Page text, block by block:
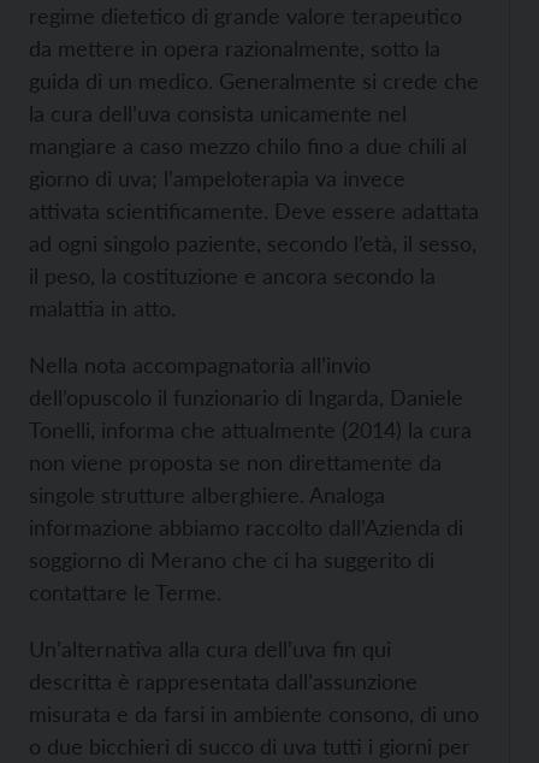
regime dietetico di grande valore terapeutico
da mettere in opera razionalmente, sotto la
guida di un medico. Generalmente si crede che
la cura dell’uva consista unicamente nel
mangiare a caso mezzo chilo fino a due chili al
giorno di uva; l’ampeloterapia va invece
attivata scientificamente. Deve essere adattata
ad ogni singolo paziente, secondo l’età, il sesso,
il peso, la costituzione e ancora secondo la
malattia in atto.
Nella nota accompagnatoria all’invio
dell’opuscolo il funzionario di Ingarda, Daniele
Tonelli, informa che attualmente (2014) la cura
non viene proposta se non direttamente da
singole strutture alberghiere. Analoga
informazione abbiamo raccolto dall’Azienda di
soggiorno di Merano che ci ha suggerito di
contattare le Terme.
Un’alternativa alla cura dell’uva fin qui
descritta è rappresentata dall’assunzione
misurata e da farsi in ambiente consono, di uno
o due bicchieri di succo di uva tutti i giorni per